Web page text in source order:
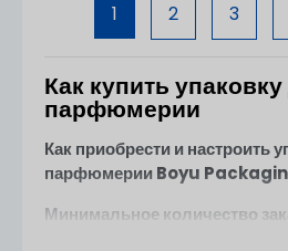
улучшить восприятие бренда,
практичность. Доступен в [...]
1 2 3
Как купить
парфюмерии
Как приобрести и настроить
парфюмерии Boyu
Минимальное количество